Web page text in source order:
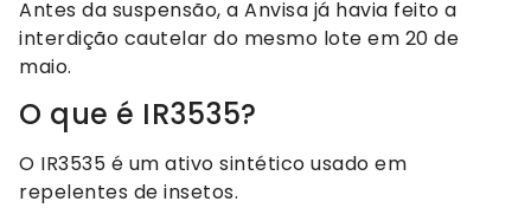
Antes da suspensão, a Anvisa já havia feito a
interdição cautelar do mesmo lote em 20 de
maio.
O que é IR3535?
O IR3535 é um ativo sintético usado em
repelentes de insetos.